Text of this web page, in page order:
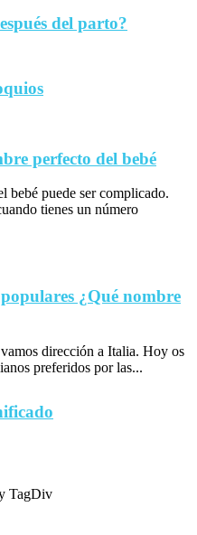
del parto?
perfecto del bebé
bebé puede ser complicado.
tienes un número
¿Qué nombre
dirección a Italia. Hoy os
preferidos por las...
TagDiv